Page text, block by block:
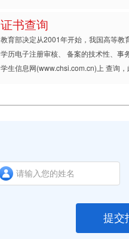
证书查询
教育部决定从2001年开始，我国高等教
学历电子注册审核、 备案的技术性、
学生信息网(www.chsi.com.cn)上 查询
提交